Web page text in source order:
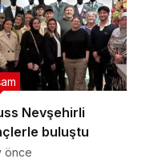
Nevşehirli
buluştu
önce